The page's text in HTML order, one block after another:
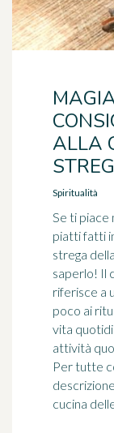
ALLA
Spiritualità
Se ti piace
piatti fatti
strega
saperlo! Il
riferisce a
poco ai
vita
attività
Per tutte
cucina